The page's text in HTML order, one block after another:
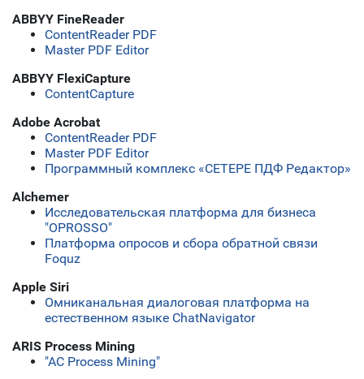
ABBYY FineReader
ContentReader PDF
Master PDF Editor
ABBYY FlexiCapture
ContentCapture
Adobe Acrobat
ContentReader PDF
Master PDF Editor
Программный комплекс «СЕТЕРЕ ПДФ Редактор»
Alchemer
Исследовательская платформа для бизнеса
"OPROSSO"
Платформа опросов и сбора обратной связи
Foquz
Apple Siri
Омниканальная диалоговая платформа на
естественном языке ChatNavigator
ARIS Process Mining
"АС Process Mining"